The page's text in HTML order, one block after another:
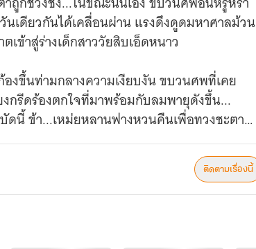
เดียวกันได้เคลื่อนผ่าน แรงดึงดูดมหาศาลม้วน
ข้าสู่ร่างเด็กสาววัยสิบเอ็ดหนาว
งขึ้นท่ามกลางความเงียบงัน ขบวนศพที่เคย
กรีดร้องตกใจที่มาพร้อมกับลมพายุดังขึ้น...
นี้ ข้า...เหม่ยหลานฟางหวนคืนเพื่อทวงชะตา
ติดตามเรื่องนี้